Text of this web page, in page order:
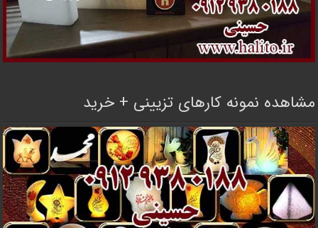
مشاهده نمونه کارهای تزیینی + خرید